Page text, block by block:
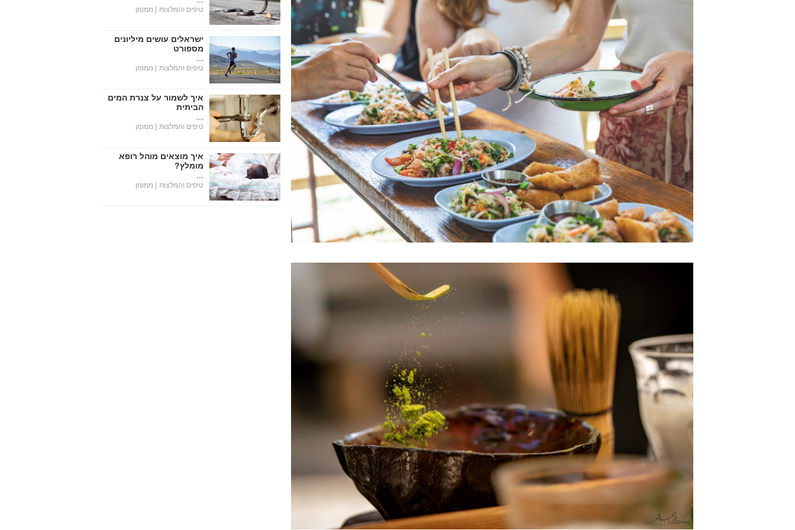
טיפים והמלצות | ממומן
ישראלים עושים מיליונים
מספורט
טיפים והמלצות | ממומן
איך לשמור על צנרת המים
הביתית
טיפים והמלצות | ממומן
איך מוצאים מוהל רופא
מומלץ?
טיפים והמלצות | ממומן